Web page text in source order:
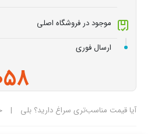
موجود در فروشگاه اصلی
ارسال فوری
آیا قیمت مناسب‌تری سراغ دارید؟ بلی |